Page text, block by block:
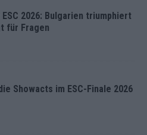
2026: Bulgarien triumphiert
für Fragen
Showacts im ESC-Finale 2026